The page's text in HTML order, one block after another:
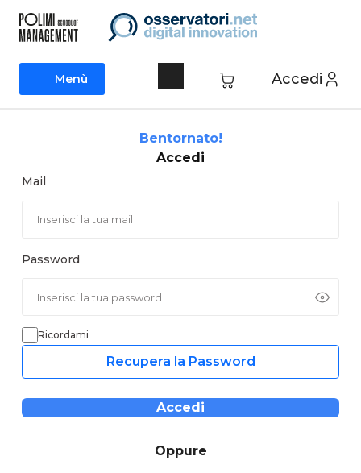
contenuto
Accedi
Menù
Bentornato!
Accedi
Mail
Password
Ricordami
Recupera la Password
Accedi
Oppure